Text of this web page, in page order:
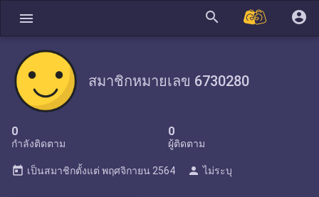
menu search account_circle
สมาชิกหมายเลข 6730280
0
กำลังติดตาม
0
ผู้ติดตาม
today เป็นสมาชิกตั้งแต่ พฤศจิกายน 2564 person ไม่ระบุ